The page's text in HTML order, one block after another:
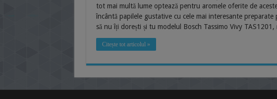
tot mai multă lume optează pentru aromele oferite de
încântă papilele gustative cu cele mai interesante
să nu îți dorești și tu modelul Bosch Tassimo Vivy TAS1201,
Citește tot articolul »